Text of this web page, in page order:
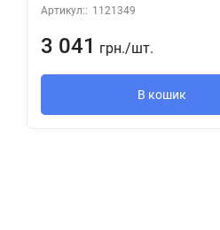
При удалённом размещении
выходному фланцу
Крепится к стене при
Артикул:: 1121349
3 041 грн./шт.
В кошик